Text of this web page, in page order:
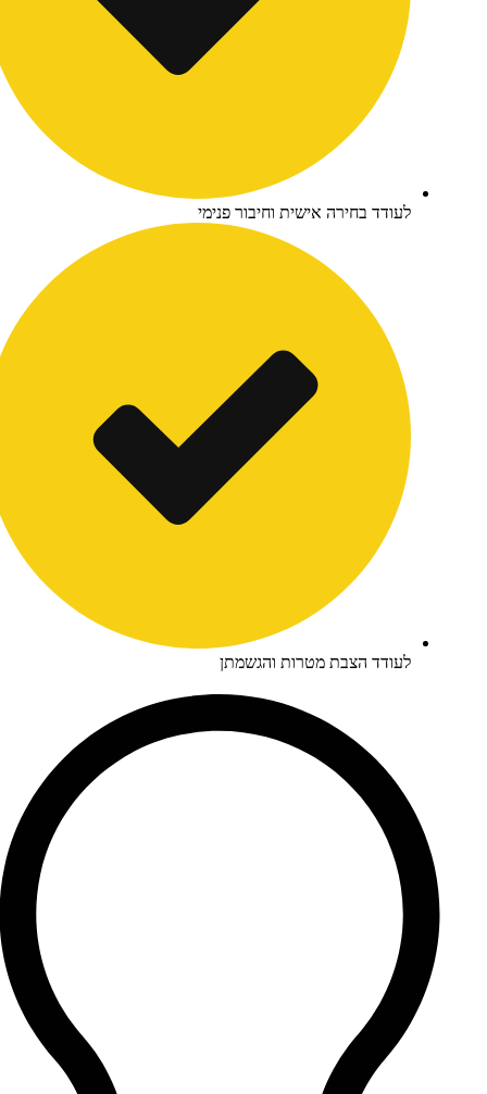
בחירה אישית וחיבור פנימי
הצבת מטרות והגשמתן